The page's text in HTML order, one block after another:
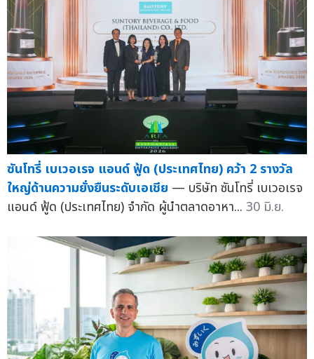
ซันโทรี่ เบเวอเรจ แอนด์ ฟู้ด (ประเทศไทย) คว้า 2 รางวัล
ใหญ่ด้านความยั่งยืนระดับเอเชีย — บริษัท ซันโทรี่ เบเวอเรจ
แอนด์ ฟู้ด (ประเทศไทย) จำกัด ผู้นำตลาดอาหา... 30 มิ.ย.